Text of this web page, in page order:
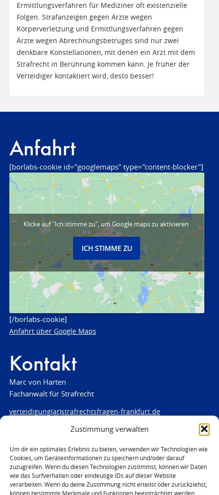
Zustimmung verwalten
Um dir ein optimales Erlebnis zu bieten, verwenden wir Technologien wie
Cookies, um Geräteinformationen zu speichern und/oder darauf
zuzugreifen. Wenn du diesen Technologien zustimmst, können wir Daten
wie das Surfverhalten oder eindeutige IDs auf dieser Website
verarbeiten. Wenn du deine Zustimmung nicht erteilst oder zurückziehst,
können bestimmte Merkmale und Funktionen beeinträchtigt werden.
Ermittlungsverfahren für Mediziner oft existenzielle
Folgen. Strafanzeigen gegen Ärzte wegen
Körperverletzung und Ermittlungsverfahren gegen
Ärzte wegen Abrechnungsbetruges sind nur zwei
denkbare Konstellationen, mit denen ein Arzt mit dem
Strafrecht in Berührung kommen kann. Je früher der
Verteidiger kontaktiert wird, desto besser!
Anfahrt
[borlabs-cookie id="googlemaps" type="content-blocker"]
Klicke auf "Ich stimme zu", um Google maps zu aktivieren
ICH STIMME ZU
[/borlabs-cookie]
Anfahrt über Google Maps
Kontakt
Marc von Harten
Fachanwalt für Strafrecht
verteidigung(at)strafrechtsfragen-frankfurt.de
www.strafrechtsfragen-frankfurt.de
Louisenstraße 84
61348 Bad Homburg
Telefon:06172 - 66 28 00
Telefax: 06172 - 66 28 01